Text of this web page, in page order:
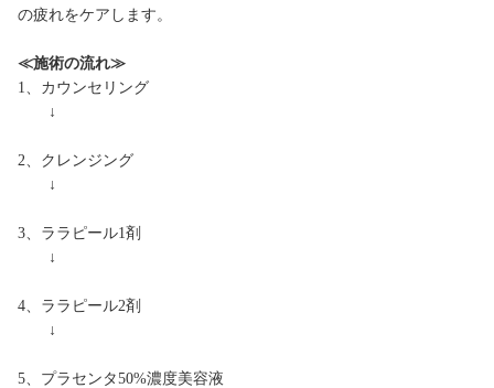
の疲れをケアします。
≪施術の流れ≫
1、カウンセリング
↓
2、クレンジング
↓
3、ララピール1剤
↓
4、ララピール2剤
↓
5、プラセンタ50%濃度美容液